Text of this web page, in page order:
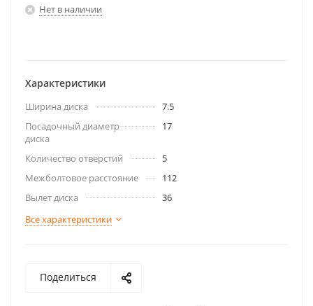
Нет в наличии
Характеристики
Ширина диска
7.5
Посадочный диаметр
диска
17
Количество отверстий
5
Межболтовое расстояние
112
Вылет диска
36
Все характеристики
Поделиться